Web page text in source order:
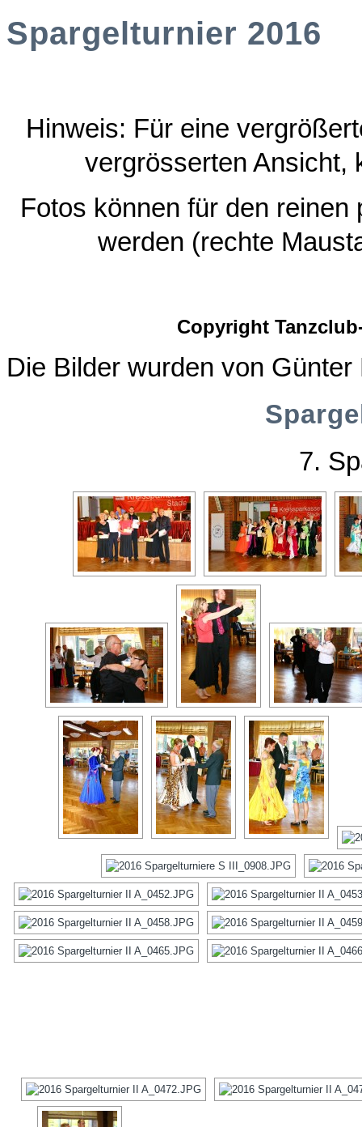
Spargelturnier 2016
Hinweis: Für eine
vergrösserten Ansicht,
Fotos können für den
werden (rechte
Copyright
Die Bilder wurden von
7.